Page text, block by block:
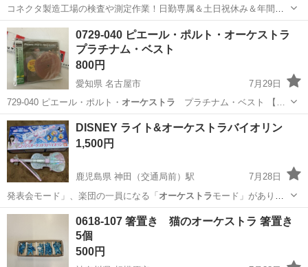
コネクタ製造工場の検査や測定作業！日勤専属＆土日祝休み＆年間休
日128日★クリーンルーム内作業★マイカー通勤OK＆無料駐車場あり
★就業先食堂利用可！日払い制度あり！《茨城県常陸大宮市》 人気の
工場のお仕事 ◇コネクタ製造工...
茨城 常陸大宮市
0729-040 ピエール・ポルト・オーケストラ
プラチナム・ベスト
800円
愛知県 名古屋市
7月29日
729-040 ピエール・ポルト・ オーケストラ プラチナム・ベスト 【…
愛知 名古屋市 オーケストラ
DISNEY ライト&オーケストラバイオリン
1,500円
鹿児島県 神田（交通局前）駅
7月28日
発表会モード」、楽団の一員になる「 オーケストラモード」がありま
す。 演奏を助ける…
鹿児島 鹿児島市 神田（交通局前）駅 おもちゃ
0618-107 箸置き 猫のオーケストラ 箸置き
5個
500円